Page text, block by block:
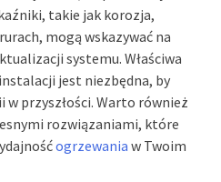
takie jak korozja,
mogą wskazywać na
systemu. Właściwa
jest niezbędna, by
przyszłości. Warto również
rozwiązaniami, które
ogrzewania w Twoim